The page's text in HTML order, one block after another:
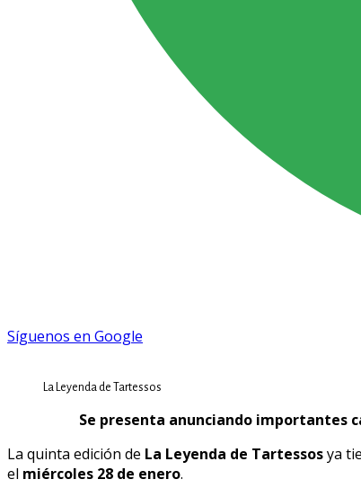
Síguenos en Google
La Leyenda de Tartessos
Se presenta anunciando importantes
La quinta edición de La Leyenda de Tartessosya
el miércoles 28 de enero.